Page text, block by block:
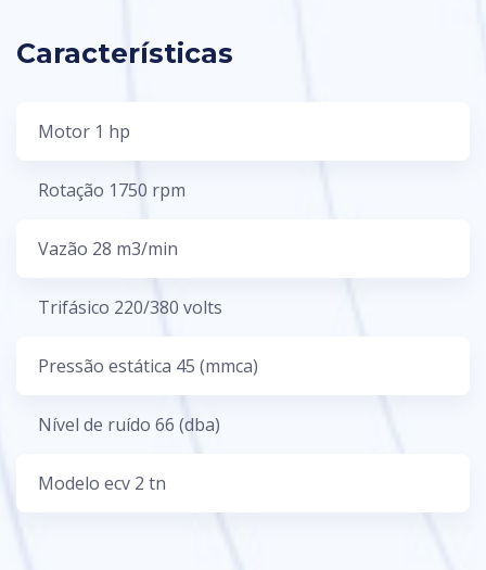
Características
Motor 1 hp
Rotação 1750 rpm
Vazão 28 m3/min
Trifásico 220/380 volts
Pressão estática 45 (mmca)
Nível de ruído 66 (dba)
Modelo ecv 2 tn